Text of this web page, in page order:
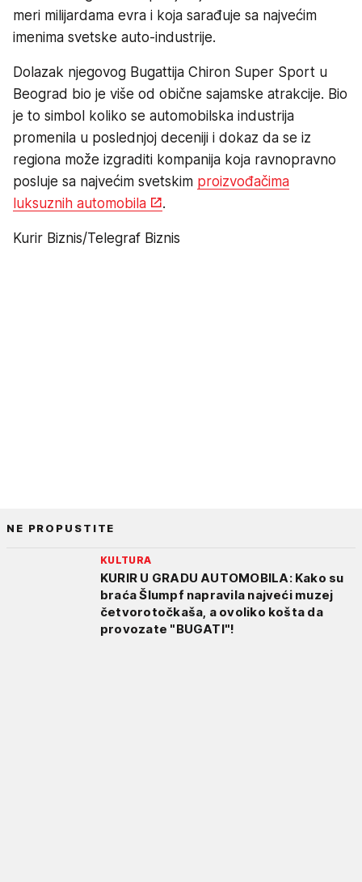
meri milijardama evra i koja sarađuje sa najvećim
imenima svetske auto-industrije.
Dolazak njegovog Bugattija Chiron Super Sport u
Beograd bio je više od obične sajamske atrakcije. Bio
je to simbol koliko se automobilska industrija
promenila u poslednjoj deceniji i dokaz da se iz
regiona može izgraditi kompanija koja ravnopravno
posluje sa najvećim svetskim proizvođačima
luksuznih automobila
.
Kurir Biznis/Telegraf Biznis
NE PROPUSTITE
KULTURA
KURIR U GRADU AUTOMOBILA: Kako su
braća Šlumpf napravila najveći muzej
četvorotočkaša, a ovoliko košta da
provozate "BUGATI"!